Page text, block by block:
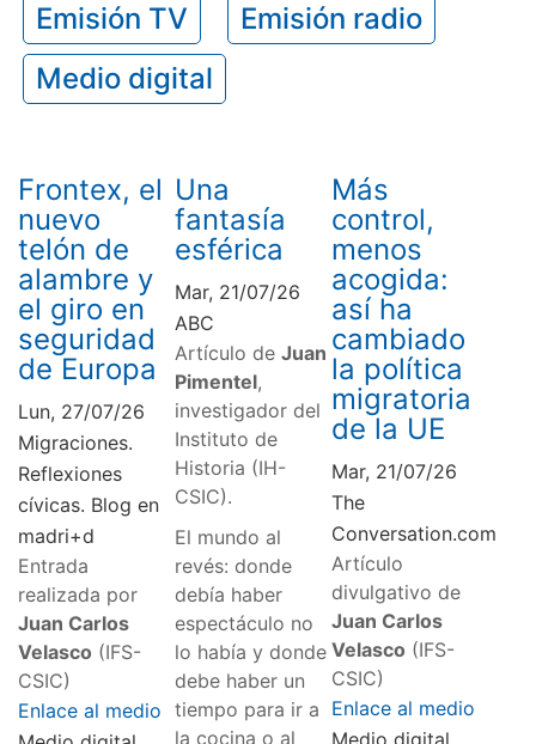
Emisión TV
Emisión radio
Medio digital
Frontex, el
nuevo
telón de
alambre y
el giro en
seguridad
de Europa
Lun, 27/07/26
Migraciones.
Reflexiones
cívicas. Blog en
madri+d
Entrada
realizada por
Juan Carlos
Velasco (IFS-
CSIC)
Enlace al medio
Una
fantasía
esférica
Mar, 21/07/26
ABC
Artículo de Juan
Pimentel,
investigador del
Instituto de
Historia (IH-
CSIC).
El mundo al
revés: donde
debía haber
espectáculo no
lo había y donde
debe haber un
tiempo para ir a
la cocina o al
Más
control,
menos
acogida:
así ha
cambiado
la política
migratoria
de la UE
Mar, 21/07/26
The
Conversation.com
Artículo
divulgativo de
Juan Carlos
Velasco (IFS-
CSIC)
Enlace al medio
Medio digital